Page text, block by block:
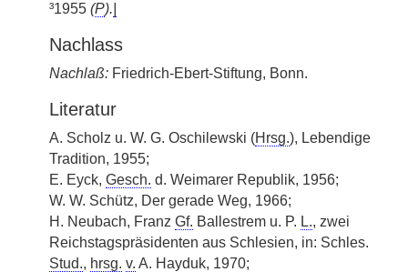
³1955 (P).
Nachlass
Nachlaß: Friedrich-Ebert-Stiftung, Bonn.
Literatur
A. Scholz u. W. G. Oschilewski (Hrsg.), Lebendige
Tradition, 1955;
E. Eyck, Gesch. d. Weimarer Republik, 1956;
W. W. Schütz, Der gerade Weg, 1966;
H. Neubach, Franz Gf. Ballestrem u. P. L., zwei
Reichstagspräsidenten aus Schlesien, in: Schles.
Stud., hrsg. v. A. Hayduk, 1970;